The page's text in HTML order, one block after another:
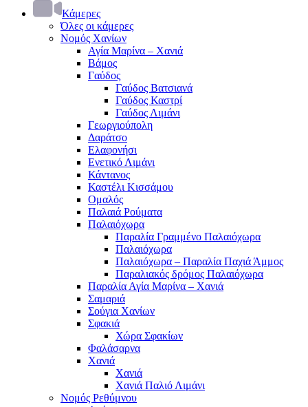
Κάμερες
Όλες οι κάμερες
Νομός Χανίων
Αγία Μαρίνα – Χανιά
Βάμος
Γαύδος
Γαύδος Βατσιανά
Γαύδος Καστρί
Γαύδος Λιμάνι
Γεωργιούπολη
Δαράτσο
Ελαφονήσι
Ενετικό Λιμάνι
Κάντανος
Καστέλι Κισσάμου
Ομαλός
Παλαιά Ρούματα
Παλαιόχωρα
Παραλία Γραμμένο Παλαιόχωρα
Παλαιόχωρα
Παλαιόχωρα – Παραλία Παχιά Άμμος
Παραλιακός δρόμος Παλαιόχωρα
Παραλία Αγία Μαρίνα – Χανιά
Σαμαριά
Σούγια Χανίων
Σφακιά
Χώρα Σφακίων
Φαλάσαρνα
Χανιά
Χανιά
Χανιά Παλιό Λιμάνι
Νομός Ρεθύμνου